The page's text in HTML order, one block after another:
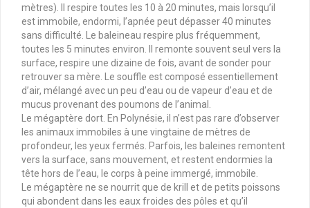
mètres). Il respire toutes les 10 à 20 minutes, mais lorsqu’il
est immobile, endormi, l’apnée peut dépasser 40 minutes
sans difficulté. Le baleineau respire plus fréquemment,
toutes les 5 minutes environ. Il remonte souvent seul vers la
surface, respire une dizaine de fois, avant de sonder pour
retrouver sa mère. Le souffle est composé essentiellement
d’air, mélangé avec un peu d’eau ou de vapeur d’eau et de
mucus provenant des poumons de l’animal.
Le mégaptère dort. En Polynésie, il n’est pas rare d’observer
les animaux immobiles à une vingtaine de mètres de
profondeur, les yeux fermés. Parfois, les baleines remontent
vers la surface, sans mouvement, et restent endormies la
tête hors de l’eau, le corps à peine immergé, immobile.
Le mégaptère ne se nourrit que de krill et de petits poissons
qui abondent dans les eaux froides des pôles et qu’il